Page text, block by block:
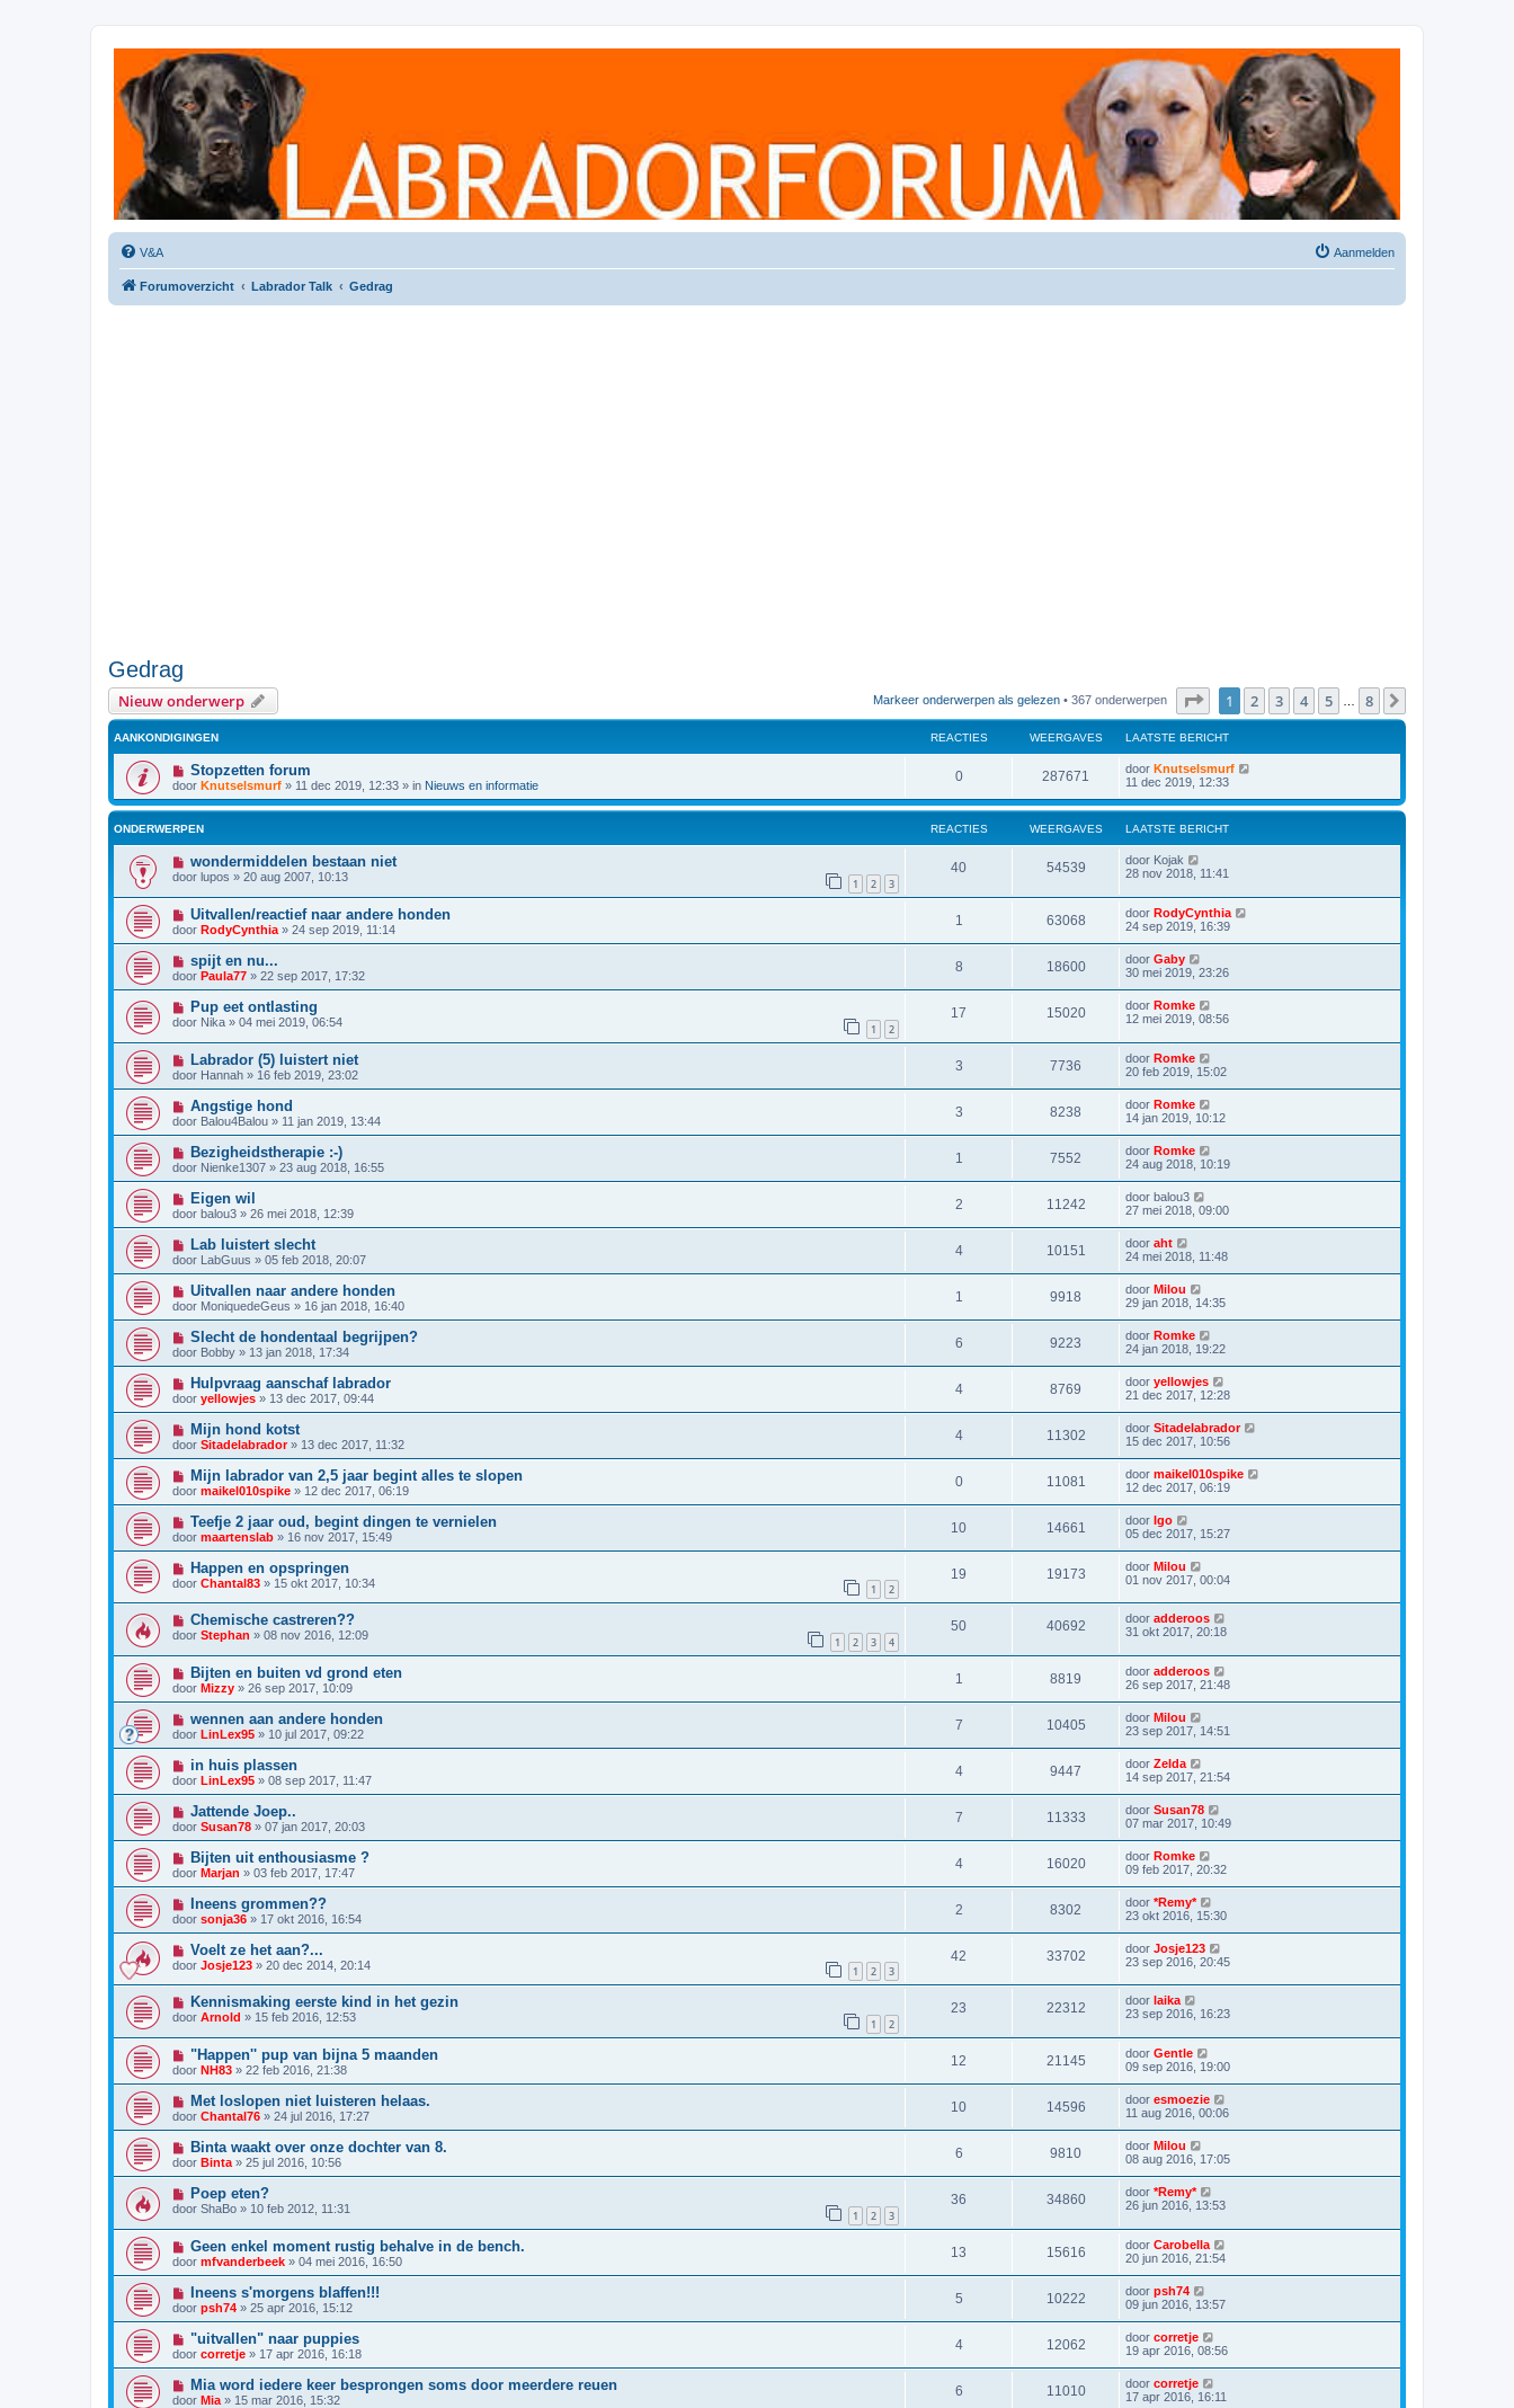
Labradorforum
Het gezelligste Labradorforum van Nederland en België!
V&A Aanmelden
Forumoverzicht Labrador Talk Gedrag
Gedrag
Nieuw onderwerp Markeer onderwerpen als gelezen • 367 onderwerpen Pagina1 van 8
1 2 3 4 5 8
AANKONDIGINGEN REACTIES WEERGAVES LAATSTE BERICHT
Stopzetten forum
door Knutselsmurf » 11 dec 2019, 12:33 » in Nieuws en informatie
0 287671 door Knutselsmurf
11 dec 2019, 12:33
ONDERWERPEN REACTIES WEERGAVES LAATSTE BERICHT
wondermiddelen bestaan niet
door lupos » 20 aug 2007, 10:13 1 2 3
40 54539 door Kojak
28 nov 2018, 11:41
Uitvallen/reactief naar andere honden
door RodyCynthia » 24 sep 2019, 11:14
1 63068 door RodyCynthia
24 sep 2019, 16:39
spijt en nu...
door Paula77 » 22 sep 2017, 17:32
8 18600 door Gaby
30 mei 2019, 23:26
Pup eet ontlasting
door Nika » 04 mei 2019, 06:54 1 2
17 15020 door Romke
12 mei 2019, 08:56
Labrador (5) luistert niet
door Hannah » 16 feb 2019, 23:02
3 7736 door Romke
20 feb 2019, 15:02
Angstige hond
door Balou4Balou » 11 jan 2019, 13:44
3 8238 door Romke
14 jan 2019, 10:12
Bezigheidstherapie :-)
door Nienke1307 » 23 aug 2018, 16:55
1 7552 door Romke
24 aug 2018, 10:19
Eigen wil
door balou3 » 26 mei 2018, 12:39
2 11242 door balou3
27 mei 2018, 09:00
Lab luistert slecht
door LabGuus » 05 feb 2018, 20:07
4 10151 door aht
24 mei 2018, 11:48
Uitvallen naar andere honden
door MoniquedeGeus » 16 jan 2018, 16:40
1 9918 door Milou
29 jan 2018, 14:35
Slecht de hondentaal begrijpen?
door Bobby » 13 jan 2018, 17:34
6 9223 door Romke
24 jan 2018, 19:22
Hulpvraag aanschaf labrador
door yellowjes » 13 dec 2017, 09:44
4 8769 door yellowjes
21 dec 2017, 12:28
Mijn hond kotst
door Sitadelabrador» 13 dec 2017, 11:32
4 11302 door Sitadelabrador
15 dec 2017, 10:56
Mijn labrador van 2,5 jaar begint alles te slopen
door maikel010spike » 12 dec 2017, 06:19
0 11081 door maikel010spike
12 dec 2017, 06:19
Teefje 2 jaar oud, begint dingen te vernielen
door maartenslab » 16 nov 2017, 15:49
10 14661 door Igo
05 dec 2017, 15:27
Happen en opspringen
door Chantal83 » 15 okt 2017, 10:34 1 2
19 19173 door Milou
01 nov 2017, 00:04
Chemische castreren??
door Stephan » 08 nov 2016, 12:09 1 2 3 4
50 40692 door adderoos
31 okt 2017, 20:18
Bijten en buiten vd grond eten
door Mizzy » 26 sep 2017, 10:09
1 8819 door adderoos
26 sep 2017, 21:48
wennen aan andere honden
door LinLex95 » 10 jul 2017, 09:22
7 10405 door Milou
23 sep 2017, 14:51
in huis plassen
door LinLex95 » 08 sep 2017, 11:47
4 9447 door Zelda
14 sep 2017, 21:54
Jattende Joep..
door Susan78 » 07 jan 2017, 20:03
7 11333 door Susan78
07 mar 2017, 10:49
Bijten uit enthousiasme ?
door Marjan » 03 feb 2017, 17:47
4 16020 door Romke
09 feb 2017, 20:32
Ineens grommen??
door sonja36 » 17 okt 2016, 16:54
2 8302 door *Remy*
23 okt 2016, 15:30
Voelt ze het aan?...
door Josje123 » 20 dec 2014, 20:14 1 2 3
42 33702 door Josje123
23 sep 2016, 20:45
Kennismaking eerste kind in het gezin
door Arnold » 15 feb 2016, 12:53 1 2
23 22312 door laika
23 sep 2016, 16:23
"Happen'' pup van bijna 5 maanden
door NH83 » 22 feb 2016, 21:38
12 21145 door Gentle
09 sep 2016, 19:00
Met loslopen niet luisteren helaas.
door Chantal76 » 24 jul 2016, 17:27
10 14596 door esmoezie
11 aug 2016, 00:06
Binta waakt over onze dochter van 8.
door Binta » 25 jul 2016, 10:56
6 9810 door Milou
08 aug 2016, 17:05
Poep eten?
door ShaBo » 10 feb 2012, 11:31 1 2 3
36 34860 door *Remy*
26 jun 2016, 13:53
Geen enkel moment rustig behalve in de bench.
door mfvanderbeek » 04 mei 2016, 16:50
13 15616 door Carobella
20 jun 2016, 21:54
Ineens s'morgens blaffen!!!
door psh74 » 25 apr 2016, 15:12
5 10222 door psh74
09 jun 2016, 13:57
"uitvallen" naar puppies
door corretje » 17 apr 2016, 16:18
4 12062 door corretje
19 apr 2016, 08:56
Mia word iedere keer besprongen soms door meerdere reuen
door Mia » 15 mar 2016, 15:32
6 11010 door corretje
17 apr 2016, 16:11